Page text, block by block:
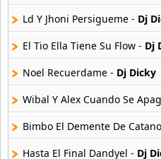
Anuel Aa
257 músicas online
Arcangel
416 músicas online
Arcangel Y De La Ghetto
101 músicas online
Ld Y Jhoni Persigueme - Dj
El Tio Ella Tiene Su Flow - Dj
Noel Recuerdame - Dj Dicky
Wibal Y Alex Cuando Se
Bimbo El Demente De
Hasta El Final Dandyel - Dj